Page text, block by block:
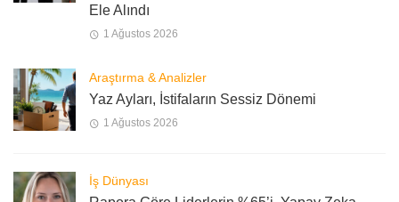
Ele Alındı
1 Ağustos 2026
Araştırma & Analizler
Yaz Ayları, İstifaların Sessiz Dönemi
1 Ağustos 2026
İş Dünyası